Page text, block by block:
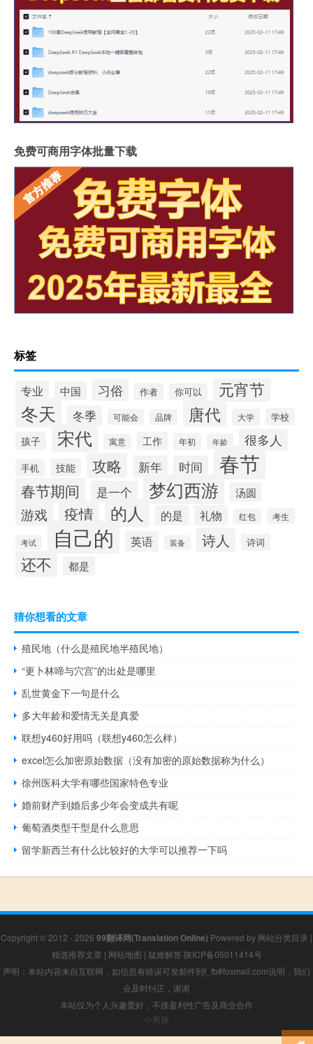
免费可商用字体批量下载
标签
专业 中国 习俗 作者 你可以 元宵节
冬天 冬季 可能会 品牌 唐代 大学 学校
孩子 宋代 寓意 工作 年初 年龄 很多人
手机 技能 攻略 新年 时间 春节
春节期间 是一个 梦幻西游 汤圆
游戏 疫情 的人 的是 礼物 红包 考生
考试 自己的 英语 装备 诗人 诗词
还不 都是
猜你想看的文章
殖民地（什么是殖民地半殖民地）
“更卜林啼与穴宫”的出处是哪里
乱世黄金下一句是什么
多大年龄和爱情无关是真爱
联想y460好用吗（联想y460怎么样）
excel怎么加密原始数据（没有加密的原始数据称为什么）
徐州医科大学有哪些国家特色专业
婚前财产到婚后多少年会变成共有呢
葡萄酒类型干型是什么意思
留学新西兰有什么比较好的大学可以推荐一下吗
Copyright © 2012 - 2026 99翻译网(Translation Online) Powered by 网站分类目录 |
精选推荐文章 | 网站地图 | 疑难解答 陕ICP备05011414号
声明：本站内容来自互联网，如信息有错误可发邮件到f_fb#foxmail.com说明，我们
会及时纠正，谢谢
本站仅为个人兴趣爱好，不接盈利性广告及商业合作
小男孩